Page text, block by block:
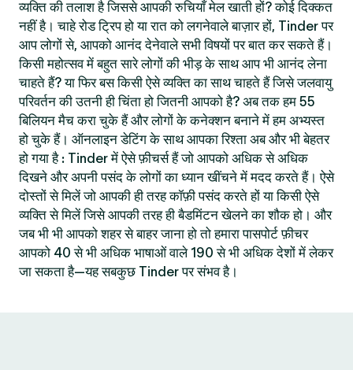
व्यक्ति की तलाश है जिससे आपकी रुचियाँ मेल खाती हों? कोई दिक्कत
नहीं है। चाहे रोड ट्रिप हो या रात को लगनेवाले बाज़ार हों, Tinder पर
आप लोगों से, आपको आनंद देनेवाले सभी विषयों पर बात कर सकते हैं।
किसी महोत्सव में बहुत सारे लोगों की भीड़ के साथ आप भी आनंद लेना
चाहते हैं? या फिर बस किसी ऐसे व्यक्ति का साथ चाहते हैं जिसे जलवायु
परिवर्तन की उतनी ही चिंता हो जितनी आपको है? अब तक हम 55
बिलियन मैच करा चुके हैं और लोगों के कनेक्शन बनाने में हम अभ्यस्त
हो चुके हैं। ऑनलाइन डेटिंग के साथ आपका रिश्ता अब और भी बेहतर
हो गया है : Tinder में ऐसे फ़ीचर्स हैं जो आपको अधिक से अधिक
दिखने और अपनी पसंद के लोगों का ध्यान खींचने में मदद करते हैं। ऐसे
दोस्तों से मिलें जो आपकी ही तरह कॉफ़ी पसंद करते हों या किसी ऐसे
व्यक्ति से मिलें जिसे आपकी तरह ही बैडमिंटन खेलने का शौक हो। और
जब भी भी आपको शहर से बाहर जाना हो तो हमारा पासपोर्ट फ़ीचर
आपको 40 से भी अधिक भाषाओं वाले 190 से भी अधिक देशों में लेकर
जा सकता है—यह सबकुछ Tinder पर संभव है।